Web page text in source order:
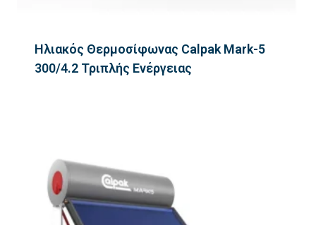
Ηλιακός Θερμοσίφωνας Calpak Mark-5
300/4.2 Τριπλής Ενέργειας